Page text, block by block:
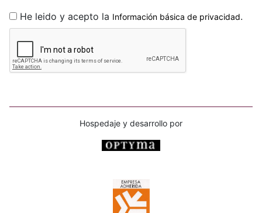
He leido y acepto la Información básica de privacidad.
Hospedaje y desarrollo por